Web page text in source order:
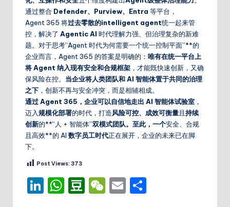
通过整合 Defender、Purview、Entra 等平台，
Agent 365 将过去零散的intelligent agent统一起来管
控，解决了 Agentic AI 时代理解力强、但治理复杂的新难
题。对于思考“Agent 时代为何需要一个统一控制平面”**的
企业而言，Agent 365 的答案是明确的： 唯有在统一平台上
将 Agent 纳入现有安全和合规框架 ，才能既快速创新，又确
保风险在控。 当企业将人类团队和 AI 智能体置于共同的治理
之下 ，创新不再与安全冲突，而是相辅相成。
通过 Agent 365，企业可以自信地走出 AI 智能体试验室 ，
迈入规模化部署的时代，打造风险可控、成效可衡量且持续
创新的**“人 + 智能体”双模式团队。至此，一个安全、合规
且高效**的 AI 数字员工时代正在展开，企业的未来已在脚
下。
Post Views:373
Li W D W E